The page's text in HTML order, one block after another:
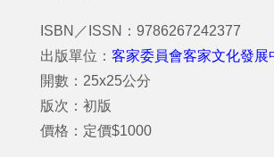
ISBN／ISSN：9786267242377
出版單位： 客家委員會客家文化發展
開數：25x25公分
版次：初版
價格：定價$1000